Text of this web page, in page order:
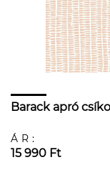
Barack apró
ÁR:
15 990 Ft